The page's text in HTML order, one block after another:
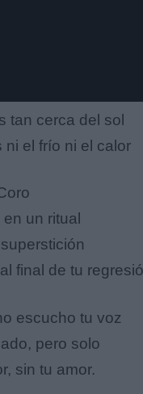
tan cerca del sol
ni el frío ni el calor
un ritual
final de tu
escucho tu voz
pero solo
sin tu amor.